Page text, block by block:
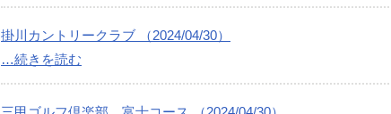
掛川カントリークラブ （2024/04/30）
…続きを読む